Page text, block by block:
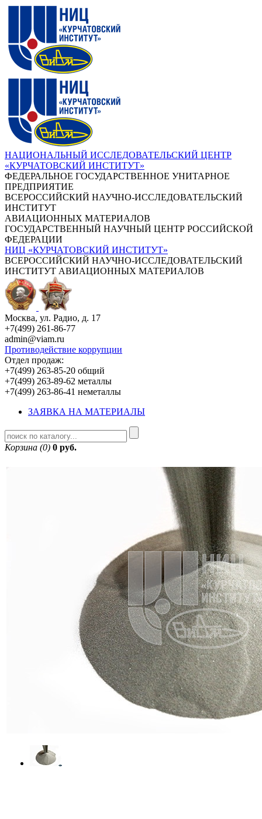
НАЦИОНАЛЬНЫЙ ИССЛЕДОВАТЕЛЬСКИЙ ЦЕНТР
«КУРЧАТОВСКИЙ ИНСТИТУТ»
ФЕДЕРАЛЬНОЕ ГОСУДАРСТВЕННОЕ УНИТАРНОЕ
ПРЕДПРИЯТИЕ
ВСЕРОССИЙСКИЙ НАУЧНО-ИССЛЕДОВАТЕЛЬСКИЙ
ИНСТИТУТ
АВИАЦИОННЫХ МАТЕРИАЛОВ
ГОСУДАРСТВЕННЫЙ НАУЧНЫЙ ЦЕНТР РОССИЙСКОЙ
ФЕДЕРАЦИИ
НИЦ «КУРЧАТОВСКИЙ ИНСТИТУТ»
ВСЕРОССИЙСКИЙ НАУЧНО-ИССЛЕДОВАТЕЛЬСКИЙ
ИНСТИТУТ АВИАЦИОННЫХ МАТЕРИАЛОВ
Москва, ул. Радио, д. 17
+7(499) 261-86-77
admin@viam.ru
Противодействие коррупции
Отдел продаж:
+7(499) 263-85-20 общий
+7(499) 263-89-62 металлы
+7(499) 263-86-41 неметаллы
ЗАЯВКА НА МАТЕРИАЛЫ
Корзина (0) 0 руб.